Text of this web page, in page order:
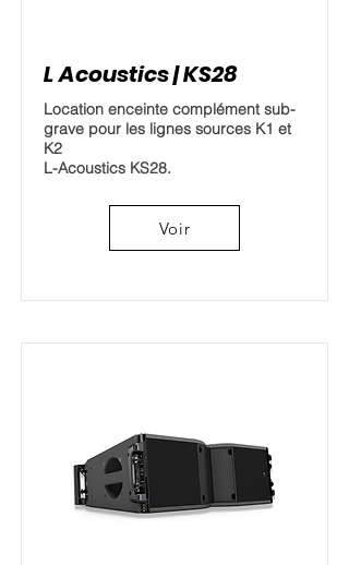
L Acoustics | KS28
Location enceinte complément sub-
grave pour les lignes sources K1 et
K2
L-Acoustics KS28.
Voir